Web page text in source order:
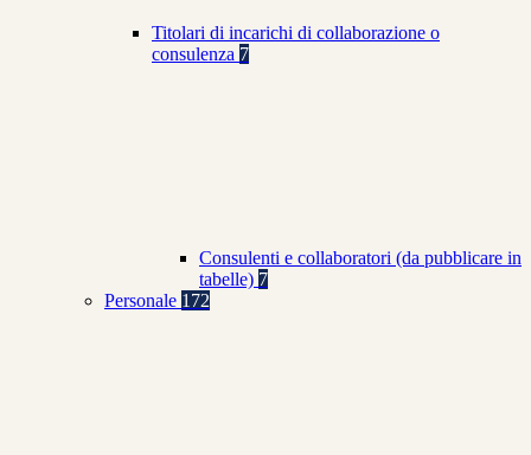
Titolari di incarichi di collaborazione o
consulenza 7
Consulenti e collaboratori (da pubblicare in
tabelle) 7
Personale 172